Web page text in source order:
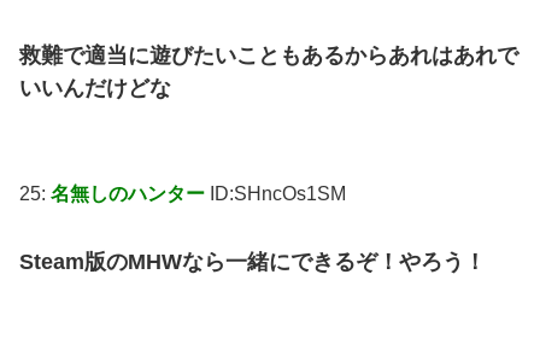
救難で適当に遊びたいこともあるからあれはあれで
いいんだけどな
25: 名無しのハンター ID:SHncOs1SM
Steam版のMHWなら一緒にできるぞ！やろう！